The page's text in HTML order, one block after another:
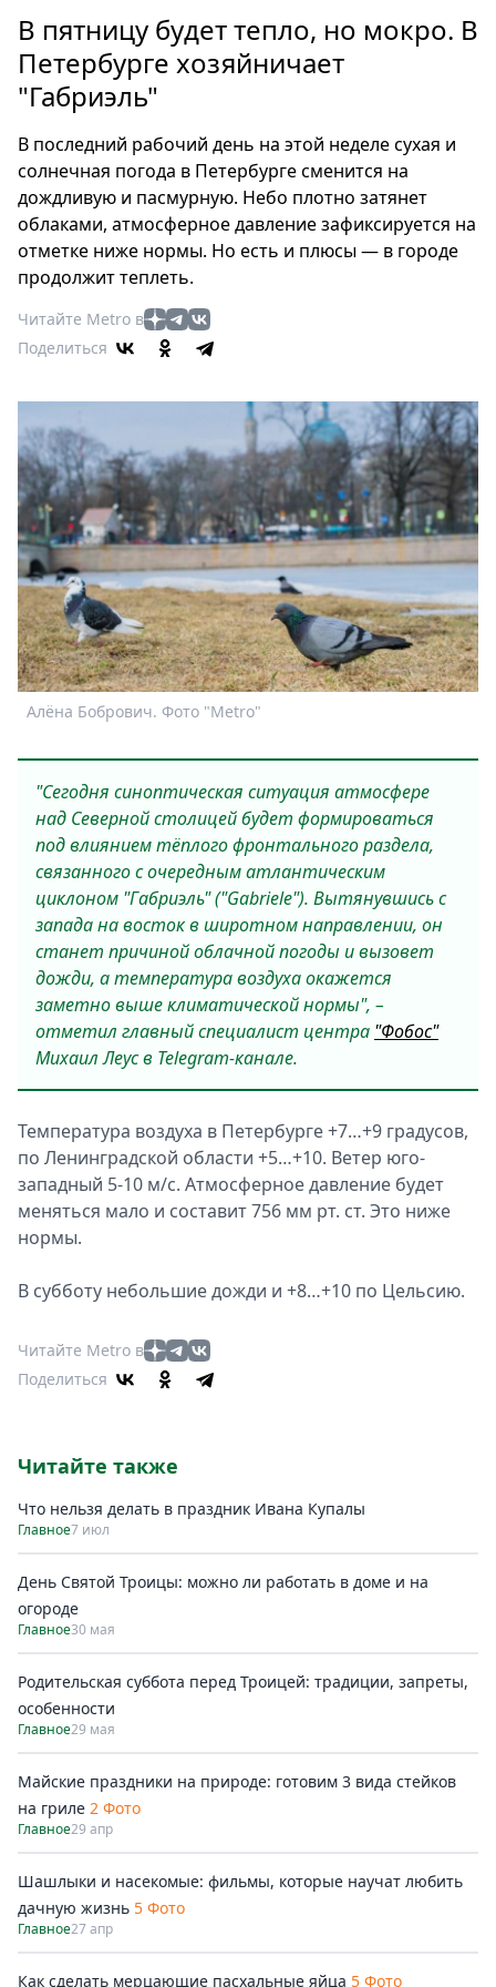
Россия
Мир
Здоровье
Туризм
Мода
Театр
Кино
Афиша
Книги
Выставки
релизы
Metro
Стримы
Спецпроекты
Звезды
Выборы
2026
Скачай
Metro
В пятницу будет тепло, но мокро. В
Петербурге хозяйничает
"Габриэль"
В последний рабочий день на этой неделе сухая и
солнечная погода в Петербурге сменится на
дождливую и пасмурную. Небо плотно затянет
облаками, атмосферное давление зафиксируется на
отметке ниже нормы. Но есть и плюсы — в городе
продолжит теплеть.
Читайте Metro в
Поделиться
Алёна Бобрович. Фото "Metro"
"Сегодня синоптическая ситуация атмосфере
над Северной столицей будет формироваться
под влиянием тёплого фронтального раздела,
связанного с очередным атлантическим
циклоном "Габриэль" ("Gabriele"). Вытянувшись с
запада на восток в широтном направлении, он
станет причиной облачной погоды и вызовет
дожди, а температура воздуха окажется
заметно выше климатической нормы", –
отметил главный специалист центра "Фобос"
Михаил Леус в Telegram-канале.
Температура воздуха в Петербурге +7…+9 градусов,
по Ленинградской области +5…+10. Ветер юго-
западный 5-10 м/с. Атмосферное давление будет
меняться мало и составит 756 мм рт. ст. Это ниже
нормы.
В субботу небольшие дожди и +8…+10 по Цельсию.
Читайте Metro в
Поделиться
Читайте также
Что нельзя делать в праздник Ивана Купалы
Главное7 июл
День Святой Троицы: можно ли работать в доме и на
огороде
Главное30 мая
Родительская суббота перед Троицей: традиции, запреты,
особенности
Главное29 мая
Майские праздники на природе: готовим 3 вида стейков
на гриле 2 Фото
Главное29 апр
Шашлыки и насекомые: фильмы, которые научат любить
дачную жизнь 5 Фото
Главное27 апр
Как сделать мерцающие пасхальные яйца 5 Фото